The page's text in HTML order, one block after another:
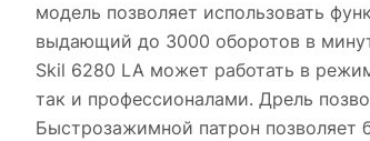
модель позволяет использовать
выдающий до 3000 оборотов в
Skil 6280 LA может работать в
так и профессионалами. Дрель
Быстрозажимной патрон позволяет